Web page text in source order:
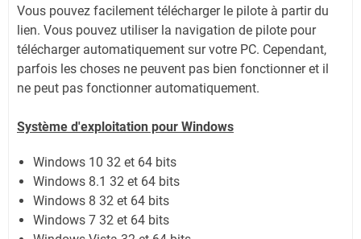
Vous pouvez facilement télécharger le pilote à partir du
lien. Vous pouvez utiliser la navigation de pilote pour
télécharger automatiquement sur votre PC. Cependant,
parfois les choses ne peuvent pas bien fonctionner et il
ne peut pas fonctionner automatiquement.
Système d'exploitation pour Windows
Windows 10 32 et 64 bits
Windows 8.1 32 et 64 bits
Windows 8 32 et 64 bits
Windows 7 32 et 64 bits